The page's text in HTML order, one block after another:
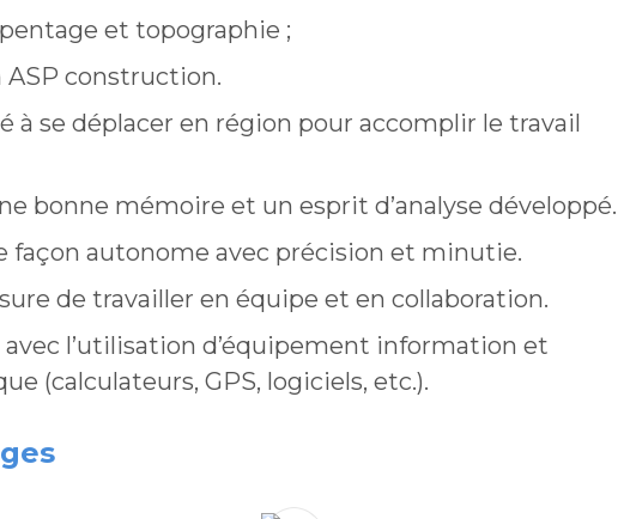
et topographie ;
construction.
à se déplacer en région pour accomplir le travail
bonne mémoire et un esprit d’analyse développé.
façon autonome avec précision et minutie.
de travailler en équipe et en collaboration.
avec l’utilisation d’équipement information et
(calculateurs, GPS, logiciels, etc.).